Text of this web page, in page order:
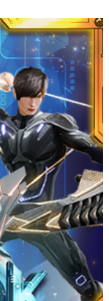
นให้คิดถึง ตอนนี้มาอยู่บน
คุณ และครองความเป็น
ของคุณ เดินไปด้วยกันสู่